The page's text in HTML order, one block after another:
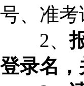
号、准
2、
登录名